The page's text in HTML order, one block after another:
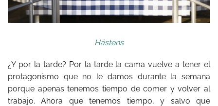
Hästens
¿Y por la tarde? Por la tarde la cama vuelve a tener el
protagonismo que no le damos durante la semana
porque apenas tenemos tiempo de comer y volver al
trabajo. Ahora que tenemos tiempo, y salvo que